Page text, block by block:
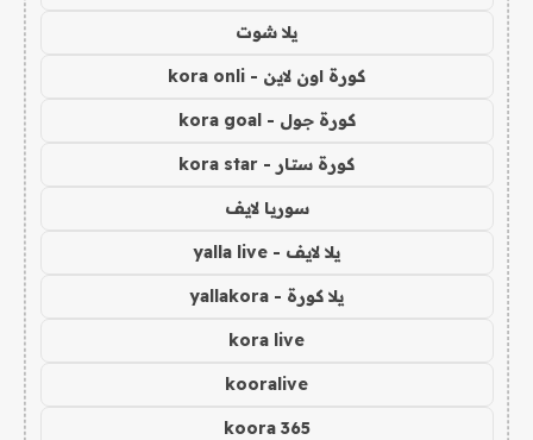
يلا شوت
كورة اون لاين - kora onli
كورة جول - kora goal
كورة ستار - kora star
سوريا لايف
يلا لايف - yalla live
يلا كورة - yallakora
kora live
kooralive
koora 365